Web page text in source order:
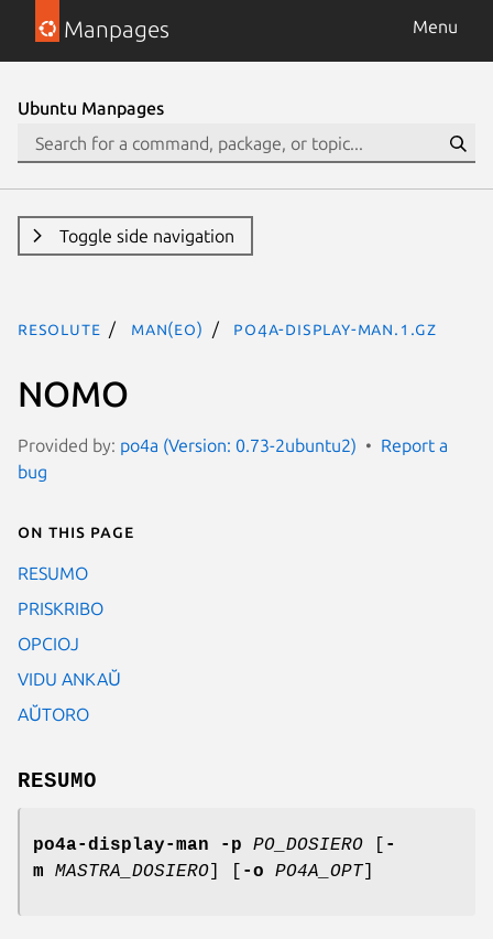
Manpages Menu
Ubuntu Manpages
Toggle side navigation
resolute man(eo) po4a-display-man.1.gz
NOMO
Provided by: po4a (Version: 0.73-2ubuntu2)
Report a
bug
On this page
RESUMO
PRISKRIBO
OPCIOJ
VIDU ANKAŬ
AŬTORO
RESUMO
po4a-display-man -p PO_DOSIERO
-
m
MASTRA_DOSIERO -o PO4A_OPT]